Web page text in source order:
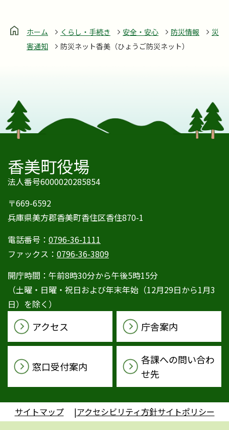
ホーム くらし・手続き 安全・安心 防災情報
災
害通知
防災ネット香美（ひょうご防災ネット）
香美町役場
法人番号6000020285854
〒669-6592
兵庫県美方郡香美町香住区香住870-1
電話番号： 0796-36-1111
ファックス： 0796-36-3809
開庁時間：午前8時30分から午後5時15分
（土曜・日曜・祝日および年末年始（12月29日から1月3
日）を除く）
アクセス 庁舎案内
窓口受付案内
各課への問い合わ
せ先
サイトマップ アクセシビリティ方針サイトポリシー